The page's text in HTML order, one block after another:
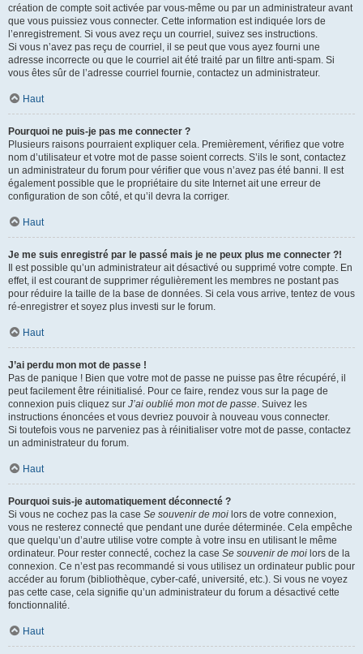
création de compte soit activée par vous-même ou par un administrateur avant
que vous puissiez vous connecter. Cette information est indiquée lors de
l’enregistrement. Si vous avez reçu un courriel, suivez ses instructions.
Si vous n’avez pas reçu de courriel, il se peut que vous ayez fourni une
adresse incorrecte ou que le courriel ait été traité par un filtre anti-spam. Si
vous êtes sûr de l’adresse courriel fournie, contactez un administrateur.
Haut
Pourquoi ne puis-je pas me connecter ?
Plusieurs raisons pourraient expliquer cela. Premièrement, vérifiez que votre
nom d’utilisateur et votre mot de passe soient corrects. S’ils le sont, contactez
un administrateur du forum pour vérifier que vous n’avez pas été banni. Il est
également possible que le propriétaire du site Internet ait une erreur de
configuration de son côté, et qu’il devra la corriger.
Haut
Je me suis enregistré par le passé mais je ne peux plus me connecter ?!
Il est possible qu’un administrateur ait désactivé ou supprimé votre compte. En
effet, il est courant de supprimer régulièrement les membres ne postant pas
pour réduire la taille de la base de données. Si cela vous arrive, tentez de vous
ré-enregistrer et soyez plus investi sur le forum.
Haut
J’ai perdu mon mot de passe !
Pas de panique ! Bien que votre mot de passe ne puisse pas être récupéré, il
peut facilement être réinitialisé. Pour ce faire, rendez vous sur la page de
connexion puis cliquez sur J’ai oublié mon mot de passe. Suivez les
instructions énoncées et vous devriez pouvoir à nouveau vous connecter.
Si toutefois vous ne parveniez pas à réinitialiser votre mot de passe, contactez
un administrateur du forum.
Haut
Pourquoi suis-je automatiquement déconnecté ?
Si vous ne cochez pas la case Se souvenir de moi lors de votre connexion,
vous ne resterez connecté que pendant une durée déterminée. Cela empêche
que quelqu’un d’autre utilise votre compte à votre insu en utilisant le même
ordinateur. Pour rester connecté, cochez la case Se souvenir de moi lors de la
connexion. Ce n’est pas recommandé si vous utilisez un ordinateur public pour
accéder au forum (bibliothèque, cyber-café, université, etc.). Si vous ne voyez
pas cette case, cela signifie qu’un administrateur du forum a désactivé cette
fonctionnalité.
Haut